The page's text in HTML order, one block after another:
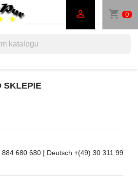
shopping_cart 0

SKLEPIE
884 680 680 | Deutsch +(49) 30 311 99